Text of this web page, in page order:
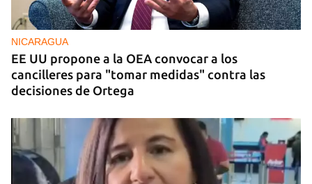
Un litro de aceite cuesta ya más de dos salarios
mínimos
NICARAGUA
EE UU propone a la OEA convocar a los
cancilleres para "tomar medidas" contra las
decisiones de Ortega